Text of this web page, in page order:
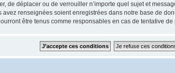
de déplacer ou de verrouiller n’importe quel sujet et
renseignées soient enregistrées dans notre base de
être tenus comme responsables en cas de tentative